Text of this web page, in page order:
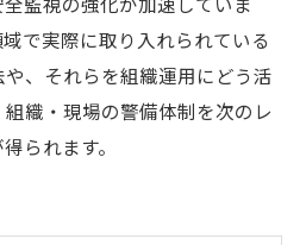
で実際に取り入れられている
、それらを組織運用にどう活
織・現場の警備体制を次のレ
られます。